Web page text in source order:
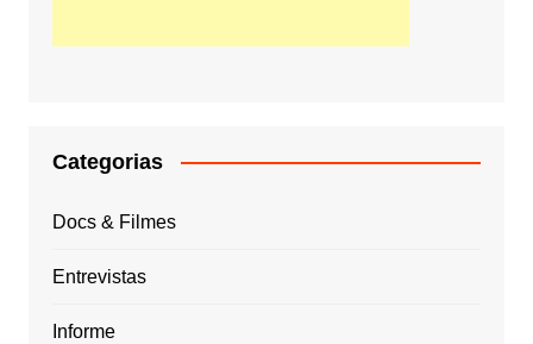
Categorias
Docs & Filmes
Entrevistas
Informe